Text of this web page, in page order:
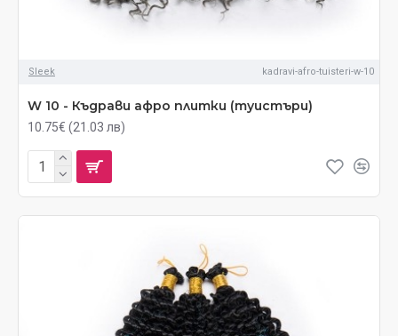
Sleek kadravi-afro-tuisteri-w-10
W 10 - Къдрави афро плитки (туистъри)
10.75€ (21.03 лв)